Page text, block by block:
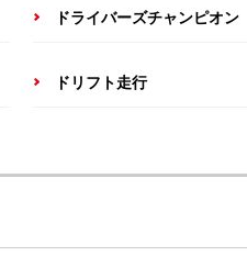
ドライバーズチャンピオン
ドリフト走行